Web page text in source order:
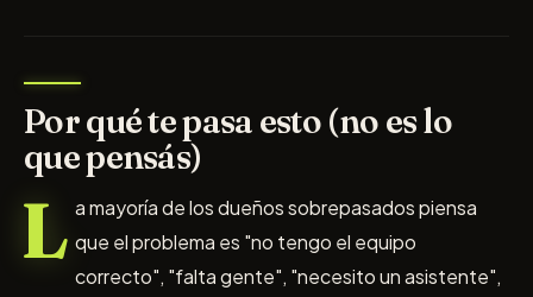
Por qué te pasa esto (no es lo
que pensás)
L a mayoría de los dueños sobrepasados piensa
que el problema es "no tengo el equipo
correcto", "falta gente", "necesito un asistente",